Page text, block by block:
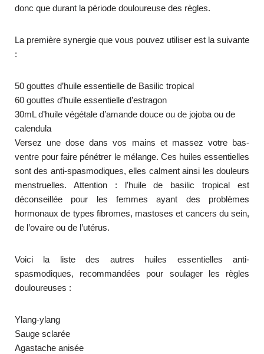
donc que durant la période douloureuse des règles.
La première synergie que vous pouvez utiliser est la suivante
:
50 gouttes d’huile essentielle de Basilic tropical
60 gouttes d’huile essentielle d’estragon
30mL d’huile végétale d’amande douce ou de jojoba ou de
calendula
Versez une dose dans vos mains et massez votre bas-
ventre pour faire pénétrer le mélange. Ces huiles essentielles
sont des anti-spasmodiques, elles calment ainsi les douleurs
menstruelles. Attention : l’huile de basilic tropical est
déconseillée pour les femmes ayant des problèmes
hormonaux de types fibromes, mastoses et cancers du sein,
de l’ovaire ou de l’utérus.
Voici la liste des autres huiles essentielles anti-
spasmodiques, recommandées pour soulager les règles
douloureuses :
Ylang-ylang
Sauge sclarée
Agastache anisée